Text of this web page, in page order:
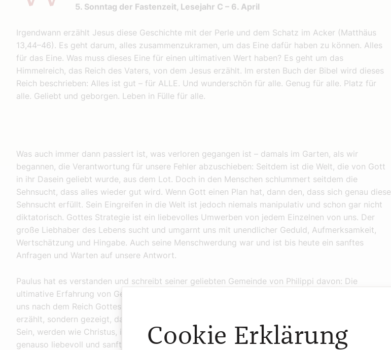
5. Sonntag der Fastenzeit, Lesejahr C – 6. April
Irgendwann erzählt Jesus diese Geschichte mit der Perle und dem Schatz im Acker (Matthäus
13,44–46). Es geht darum, alles zusammenzukramen, um das Eine dafür haben zu können. Alles
für das Eine. Was muss dieses Eine für einen ultimativen Wert haben? Es geht um das
Himmelreich, das Reich des Vaters, von dem Jesus erzählt. Im ersten Buch der Bibel wird dieses
Reich beschrieben: Alles ist gut – für ALLE. Und wunderschön für alle. Genug für alle. Platz für
alle. Geliebt und geborgen. Leben in Fülle für alle.
Was auch immer dann passiert ist, was verloren gegangen ist – damals im Garten, als wir
begannen, die Verantwortung für unsere Fehler abzuschieben: Seitdem ist die Welt, die von Gott
in ihr Dasein geliebt wurde, aus dem Lot. Doch in den Menschen schlummert seitdem die
Sehnsucht, dass alles wieder gut wird. Wenn Gott einen Plan hat, dann den, dass sich genau diese
Sehnsucht erfüllt. Sein Eingreifen in die Welt ist jedoch niemals manipulativ und schon gar nicht
diktatorisch. Gottes Strategie ist ein liebevolles Umwerben von jedem Einzelnen von uns. Der
große Liebhaber des Lebens sucht und umgarnt uns mit unendlicher Geduld, Aufmerksamkeit,
Wertschätzung und Hingabe. Auch seine Menschwerdung war und ist bis heute ein sanftes
Anfragen und Warten auf unsere Antwort.
Paulus hat es verstanden und schreibt seiner geliebten Gemeinde von Philippi davon: Die
ultimative Erfahrung von Geliebt-, Angefragt-, Ergriffensein … das weckt die tiefe Sehnsucht in
uns nach dem Reich Gottes, nach „Alles wird gut für alle“. Einer hat uns davon nicht einfach nur
erzählt, sondern gezeigt, dass es möglich ist. Ihm möchte Paulus gleich werden. So geht Christ-
Sein, werden wie Christus, ihm gleich werden. Und ich stelle mir uns, die Kirche, vor, wie wir
genauso liebevoll und sanft einen Hauch seines Reiches in diese Welt pusten.
Cookie Erklärung